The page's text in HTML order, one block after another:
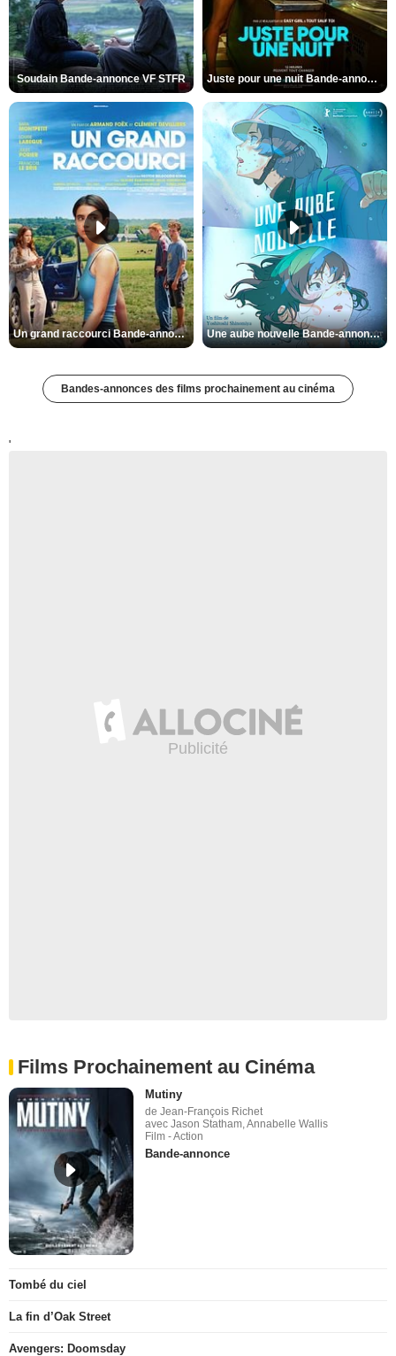
Soudain Bande-annonce VF STFR Juste pour une nuit Bande-annonce VO STFR
Un grand raccourci Bande-annonce VF Une aube nouvelle Bande-annonce VO STFR
Bandes-annonces des films prochainement au cinéma
'
Films Prochainement au Cinéma
Mutiny
de Jean-François Richet
avec Jason Statham, Annabelle Wallis
Film - Action
Bande-annonce
Tombé du ciel
La fin d’Oak Street
Avengers: Doomsday